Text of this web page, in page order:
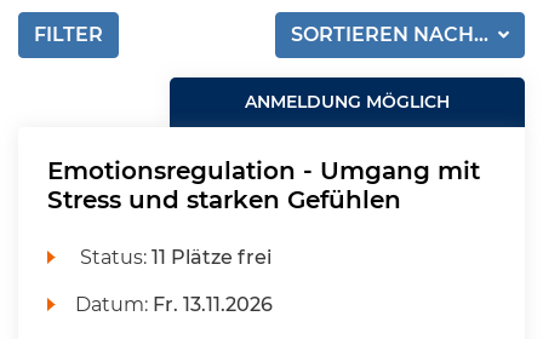
SORTIEREN NACH...
FILTER
ANMELDUNG MÖGLICH
Emotionsregulation - Umgang mit
Stress und starken Gefühlen
Status:11 Plätze frei
Datum: Fr. 13.11.2026